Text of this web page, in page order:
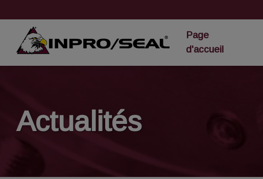
Page
d'accueil
Actualités